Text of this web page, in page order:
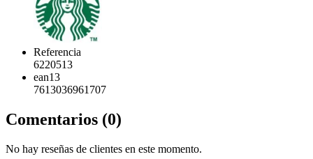
Referencia
6220513
ean13
7613036961707
Comentarios (0)
No hay reseñas de clientes en este momento.